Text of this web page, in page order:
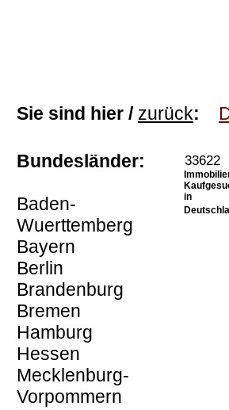
Sie sind hier / zurück:
Bundesländer:
Baden-
Wuerttemberg
Bayern
Berlin
Brandenburg
Bremen
Hamburg
Hessen
Mecklenburg-
Vorpommern
33622
in